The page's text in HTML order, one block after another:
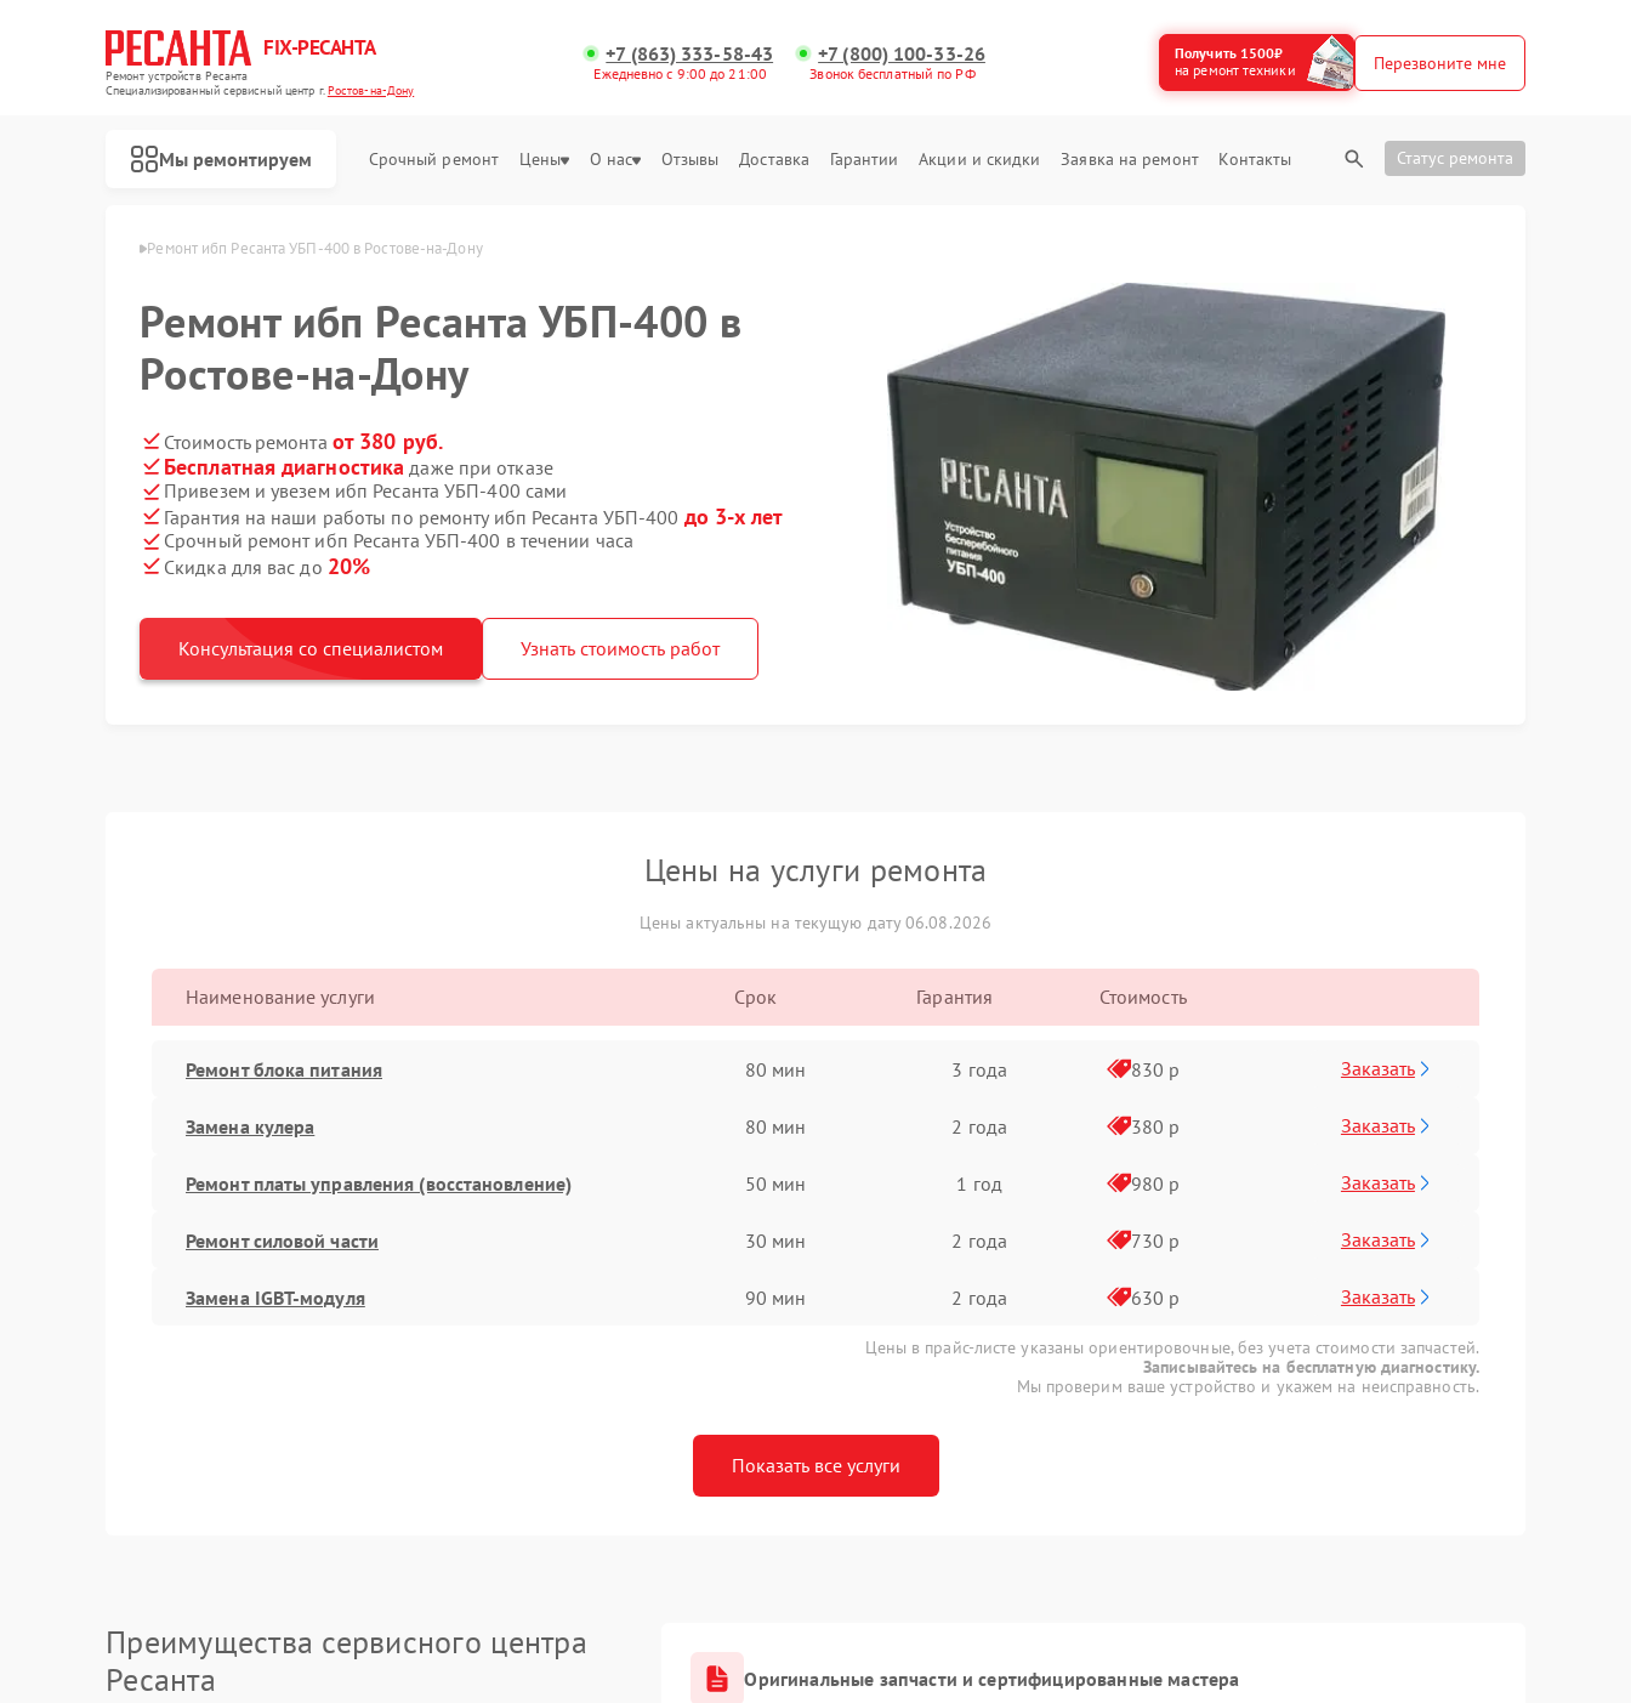
FIX-РЕСАНТА
Ремонт устройств Ресанта
Специализированный cервисный центр г.Ростов-на-Дону
+7 (863) 333-58-43
Ежедневно с 9:00 до 21:00
+7 (800) 100-33-26
Звонок бесплатный по РФ
Получить 1500₽
на ремонт техники
Перезвоните мне
Мы ремонтируем Срочный ремонт Цены О нас Отзывы Доставка Гарантии Акции и скидки Заявка на ремонт Контакты Статус ремонта
в Ростове-на-Дону Ремонт ибп Ресанта УБП-400 в Ростове-на-Дону
Ремонт ибп Ресанта УБП-400 в
Ростове-на-Дону
Стоимость ремонта от 380 руб.
Бесплатная диагностика даже при отказе
Привезем и увезем ибп Ресанта УБП-400 сами
Гарантия на наши работы по ремонту ибп Ресанта УБП-400 до 3-х лет
Срочный ремонт ибп Ресанта УБП-400 в течении часа
Скидка для вас до 20%
Консультация со специалистом Узнать стоимость работ
Цены на услуги ремонта
Цены актуальны на текущую дату 06.08.2026
Наименование услуги Срок Гарантия Стоимость
Ремонт блока питания 80 мин 3 года 830 р Заказать
Замена кулера 80 мин 2 года 380 р Заказать
Ремонт платы управления (восстановление) 50 мин 1 год 980 р Заказать
Ремонт силовой части 30 мин 2 года 730 р Заказать
Замена IGBT-модуля 90 мин 2 года 630 р Заказать
Цены в прайс-листе указаны ориентировочные, без учета стоимости запчастей.
Записывайтесь на бесплатную диагностику.
Мы проверим ваше устройство и укажем на неисправность.
Показать все услуги
Преимущества сервисного центра
Ресанта
Оригинальные запчасти и сертифицированные мастера